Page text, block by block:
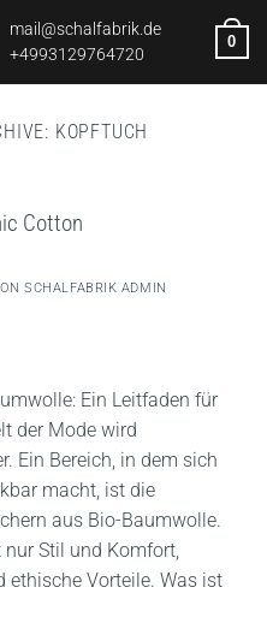
mail@schalfabrik.de
+4993129764720
0
KOPFTUCH
Cotton
SCHALFABRIK ADMIN
Ein Leitfaden für
der Mode wird
Ein Bereich, in dem sich
macht, ist die
aus Bio-Baumwolle.
nur Stil und Komfort,
ethische Vorteile. Was ist